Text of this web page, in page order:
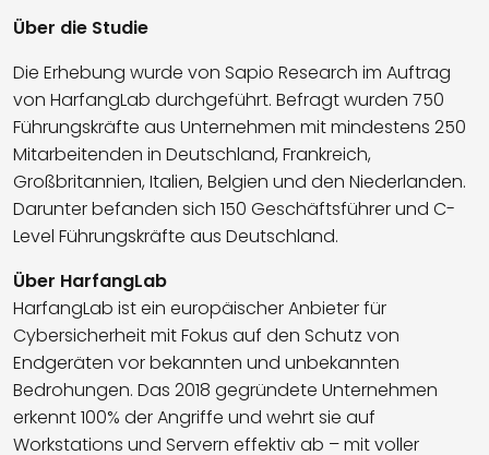
Über die Studie
Die Erhebung wurde von Sapio Research im Auftrag
von HarfangLab durchgeführt. Befragt wurden 750
Führungskräfte aus Unternehmen mit mindestens 250
Mitarbeitenden in Deutschland, Frankreich,
Großbritannien, Italien, Belgien und den Niederlanden.
Darunter befanden sich 150 Geschäftsführer und C-
Level Führungskräfte aus Deutschland.
Über HarfangLab
HarfangLab ist ein europäischer Anbieter für
Cybersicherheit mit Fokus auf den Schutz von
Endgeräten vor bekannten und unbekannten
Bedrohungen. Das 2018 gegründete Unternehmen
erkennt 100% der Angriffe und wehrt sie auf
Workstations und Servern effektiv ab – mit voller